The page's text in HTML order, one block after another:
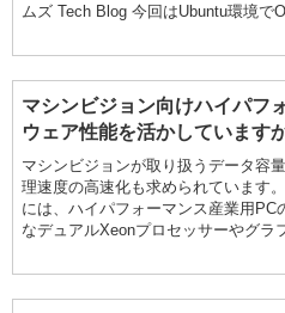
ムズ Tech Blog 今回はUbuntu環境で
マシンビジョン向けハイパフ
ウェア性能を活かしています
マシンビジョンが取り扱うデータ容
理速度の高速化も求められています
には、ハイパフォーマンス産業用PC
なデュアルXeonプロセッサーやグラ